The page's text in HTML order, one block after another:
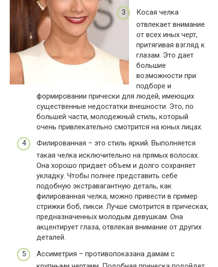
Косая челка
отвлекает внимание
от всех иных черт,
притягивая взгляд к
глазам. Это дает
большие
возможности при
подборе и
формировании прически для людей, имеющих
существенные недостатки внешности. Это, по
большей части, молодежный стиль, который
очень привлекательно смотрится на юных лицах.
Филированная – это стиль яркий. Выполняется
такая челка исключительно на прямых волосах.
Она хорошо придает объем и долго сохраняет
укладку. Чтобы полнее представить себе
подобную экстравагантную деталь, как
филированная челка, можно привести в пример
стрижки боб, пикси. Лучше смотрится в прическах,
предназначенных молодым девушкам. Она
акцентирует глаза, отвлекая внимание от других
деталей.
Ассиметрия – противопоказана дамам с